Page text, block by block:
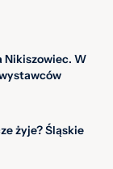
Nikiszowiec. W
żyje? Śląskie